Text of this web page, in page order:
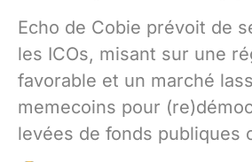
Echo de Cobie prévoit de
les ICOs, misant sur une
favorable et un marché
memecoins pour
levées de fonds publiques